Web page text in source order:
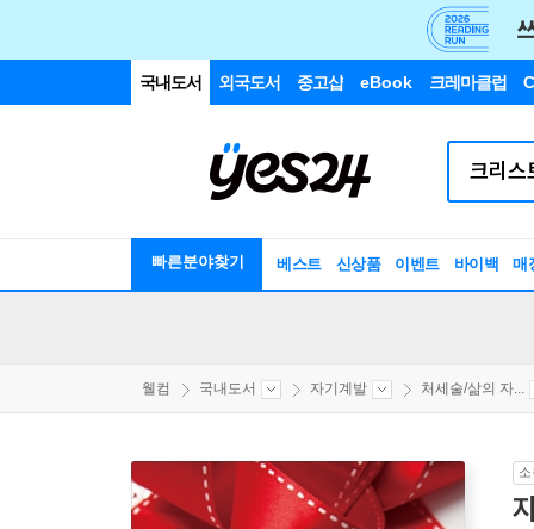
국내도서 외국도서 중고샵 eBook 크레마클럽
빠른분야찾기 베스트 신상품 이벤트 바이백 매
웰컴 국내도서 자기계발 처세술/삶의 자...